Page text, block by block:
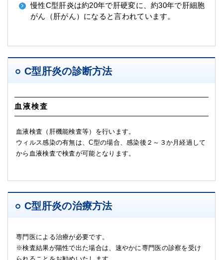
慢性C型肝炎は約20年で肝硬変に、約30年で肝細胞
がん（肝がん）になると言われています。
C型肝炎の診断方法
血液検査
血液検査（肝機能検査等）を行います。
ウィルス感染の有無は、C型の場合、感染後２～３か月経過して
から血液検査で検査が可能となります。
C型肝炎の治療方法
専門医による治療が必要です。
※検査結果が陽性で出た場合は、速やかに専門医の診察を受け